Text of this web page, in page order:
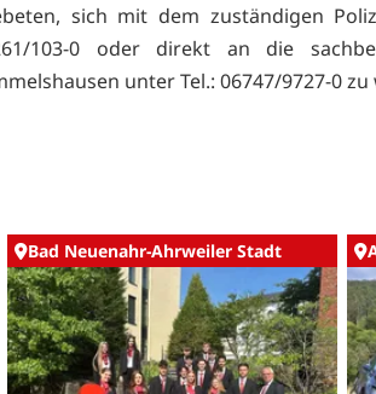
sich mit dem zuständigen
103-0 oder direkt an die
unter Tel.: 06747/9727-0 zu
Bad Neuenahr-Ahrweiler Stadt